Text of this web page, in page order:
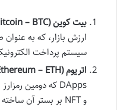
بیت کوین (Bitcoin – BTC):
ارزش بازار، که به
سیستم پرداخت
اتریوم (Ethereum – ETH):
و NFT بر بستر آن ساخته شده اند.